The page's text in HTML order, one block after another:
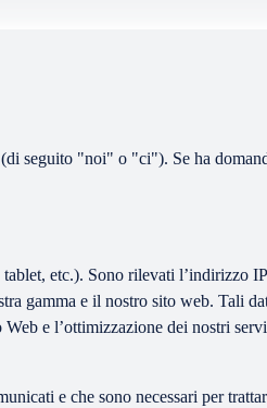
(di seguito "noi" o "ci"). Se ha
etc.). Sono rilevati l’indirizzo
gamma e il nostro sito web. Tali
e l’ottimizzazione dei nostri
e che sono necessari per